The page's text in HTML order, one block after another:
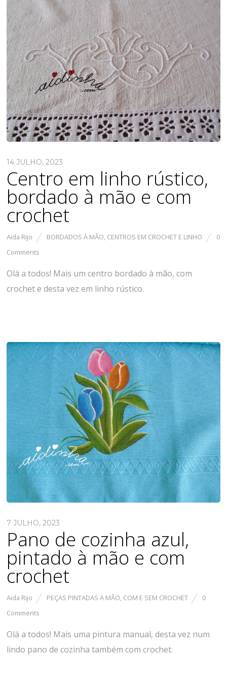
14 JULHO, 2023
Centro em linho rústico,
bordado à mão e com
crochet
Aida Rijo BORDADOS À MÃO, CENTROS EM CROCHET E LINHO
0
Comments
Olá a todos! Mais um centro bordado à mão, com
crochet e desta vez em linho rústico.
7 JULHO, 2023
Pano de cozinha azul,
pintado à mão e com
crochet
Aida Rijo PEÇAS PINTADAS À MÃO, COM E SEM CROCHET
0
Comments
Olá a todos! Mais uma pintura manual, desta vez num
lindo pano de cozinha também com crochet.